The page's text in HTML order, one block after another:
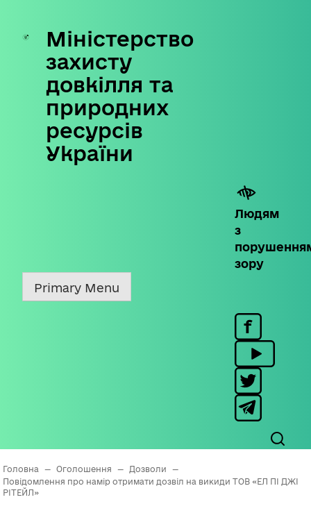
Skip
content
Міністерство
захисту
довкілля та
природних
ресурсів
України
Людям
з
зору
Primary Menu
Головна — Оголошення — Дозволи
—
Повідомлення про намір отримати дозвіл на викиди ТОВ «ЕЛ ПІ ДЖІ
РІТЕЙЛ»